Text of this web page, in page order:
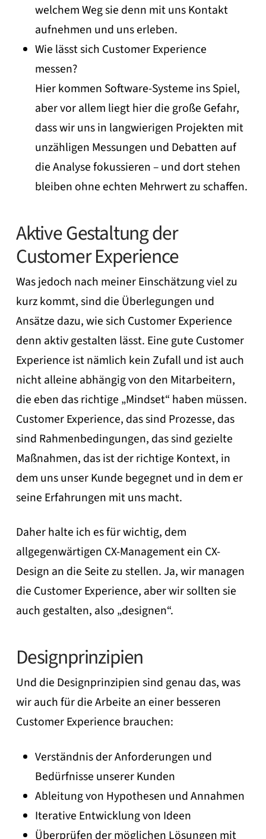
welchem Weg sie denn mit uns Kontakt
aufnehmen und uns erleben.
Wie lässt sich Customer Experience
messen?
Hier kommen Software-Systeme ins Spiel,
aber vor allem liegt hier die große Gefahr,
dass wir uns in langwierigen Projekten mit
unzähligen Messungen und Debatten auf
die Analyse fokussieren – und dort stehen
bleiben ohne echten Mehrwert zu schaffen.
Aktive Gestaltung der
Customer Experience
Was jedoch nach meiner Einschätzung viel zu
kurz kommt, sind die Überlegungen und
Ansätze dazu, wie sich Customer Experience
denn aktiv gestalten lässt. Eine gute Customer
Experience ist nämlich kein Zufall und ist auch
nicht alleine abhängig von den Mitarbeitern,
die eben das richtige „Mindset“ haben müssen.
Customer Experience, das sind Prozesse, das
sind Rahmenbedingungen, das sind gezielte
Maßnahmen, das ist der richtige Kontext, in
dem uns unser Kunde begegnet und in dem er
seine Erfahrungen mit uns macht.
Daher halte ich es für wichtig, dem
allgegenwärtigen CX-Management ein CX-
Design an die Seite zu stellen. Ja, wir managen
die Customer Experience, aber wir sollten sie
auch gestalten, also „designen“.
Designprinzipien
Und die Designprinzipien sind genau das, was
wir auch für die Arbeite an einer besseren
Customer Experience brauchen:
Verständnis der Anforderungen und
Bedürfnisse unserer Kunden
Ableitung von Hypothesen und Annahmen
Iterative Entwicklung von Ideen
Überprüfen der möglichen Lösungen mit